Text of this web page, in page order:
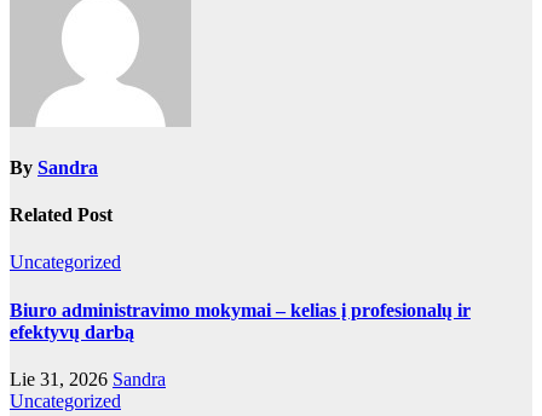
By Sandra
Related Post
Uncategorized
Biuro administravimo mokymai – kelias į profesionalų ir
efektyvų darbą
Lie 31, 2026 Sandra
Uncategorized